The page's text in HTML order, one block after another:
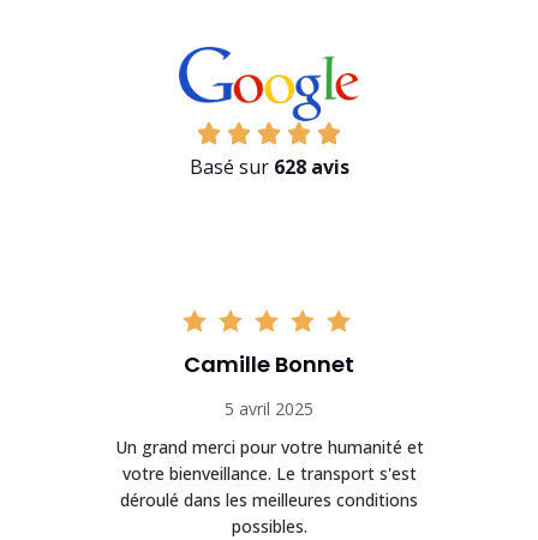
Basé sur 628 avis
Camille Bonnet
5 avril 2025
Un grand merci pour votre humanité et
votre bienveillance. Le transport s'est
déroulé dans les meilleures conditions
possibles.